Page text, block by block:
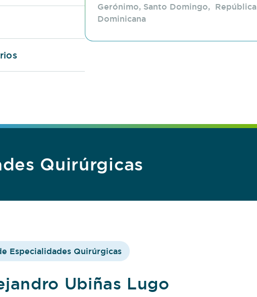
Gerónimo, Santo Domingo, República
Dominicana
Quirúrgicas
Especialidades Quirúrgicas
Ubiñas Lugo